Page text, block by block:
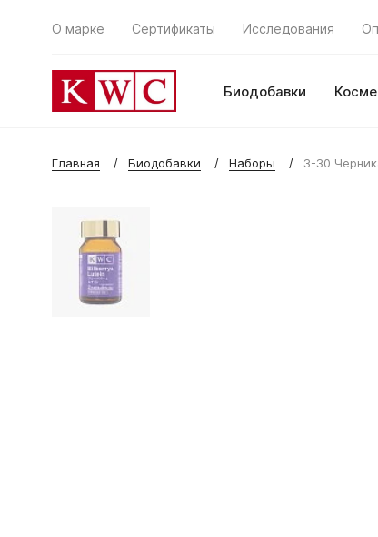
О марке Сертификаты Исследования
Биодобавки
Главная Биодобавки Наборы 3-30